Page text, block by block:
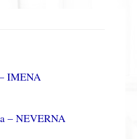
IMENA
– NEVERNA